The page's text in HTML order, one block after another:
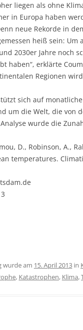
liegen als ohne
in Europa haben
neue Rekorde in
heiß sein: Um
2030er Jahre noch
haben“, erklärte
Regionen
sich auf
um die Welt, die von
wurde die
D., Robinson, A.,
temperatures.
wurde am 15. April 2013 in
, Katastrophen, Klima,